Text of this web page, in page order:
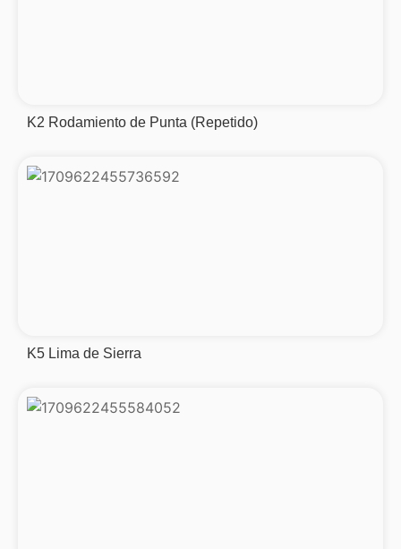
K2 Rodamiento de Punta (Repetido)
K5 Lima de Sierra